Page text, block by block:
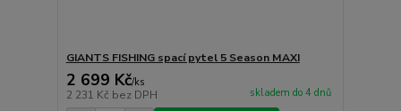
GIANTS FISHING spací pytel 5 Season MAXI
2 699 Kč/ks
2 231 Kč bez DPH skladem do 4 dnů